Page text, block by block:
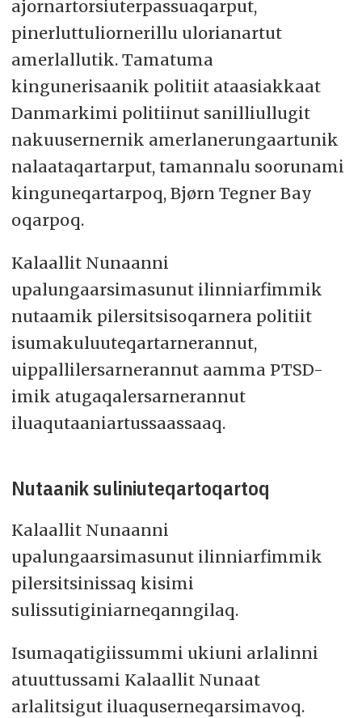
ajornartorsiuterpassuaqarput,
pinerluttuliornerillu ulorianartut
amerlallutik. Tamatuma
kingunerisaanik politiit ataasiakkaat
Danmarkimi politiinut sanilliullugit
nakuusernernik amerlanerungaartunik
nalaataqartarput, tamannalu soorunami
kinguneqartarpoq, Bjørn Tegner Bay
oqarpoq.
Kalaallit Nunaanni
upalungaarsimasunut ilinniarfimmik
nutaamik pilersitsisoqarnera politiit
isumakuluuteqartarnerannut,
uippallilersarnerannut aamma PTSD-
imik atugaqalersarnerannut
iluaqutaaniartussaassaaq.
Nutaanik suliniuteqartoqartoq
Kalaallit Nunaanni
upalungaarsimasunut ilinniarfimmik
pilersitsinissaq kisimi
sulissutiginiarneqanngilaq.
Isumaqatigiissummi ukiuni arlalinni
atuuttussami Kalaallit Nunaat
arlalitsigut iluaquserneqarsimavoq.